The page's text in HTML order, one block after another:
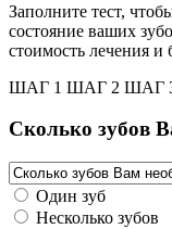
Заполните тест,
состояние ваших
стоимость лечения и
ШАГ 1 ШАГ 2 ШАГ
Сколько зубов
Один зуб
Несколько зубов